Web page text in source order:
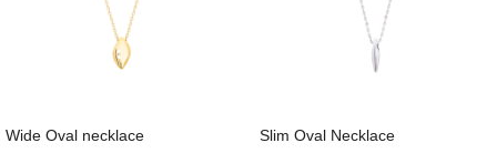
Wide Oval necklace Slim Oval Necklace